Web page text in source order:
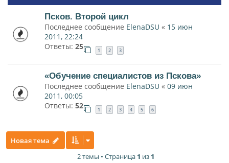
Псков. Второй цикл
Последнее сообщение ElenaDSU « 15 июн
2011, 22:24
Ответы: 25 1 2 3
«Обучение специалистов из Пскова»
Последнее сообщение ElenaDSU « 09 июн
2011, 00:05
Ответы: 52 1 2 3 4 5 6
Новая тема
2 темы • Страница 1 из 1